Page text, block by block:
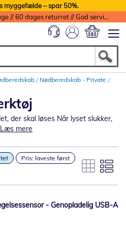
myggefælde – spar 50%.
Billig fragt // Levering 1-2 dage // 60 dages returret // God service med garanti
Nødberedskab - Private
der skal løses Når lyset slukker,
Læs mere
Pris: laveste først
- Genopladelig USB-A